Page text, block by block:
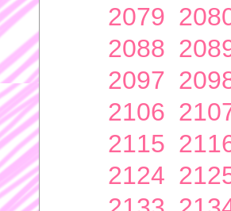
2079
2088
2097
2106
2115
2124